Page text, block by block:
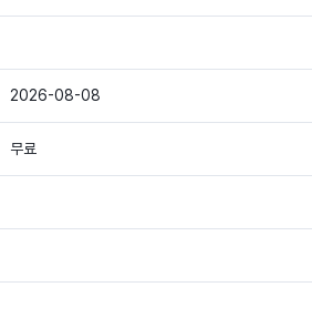
2026-08-08
무료